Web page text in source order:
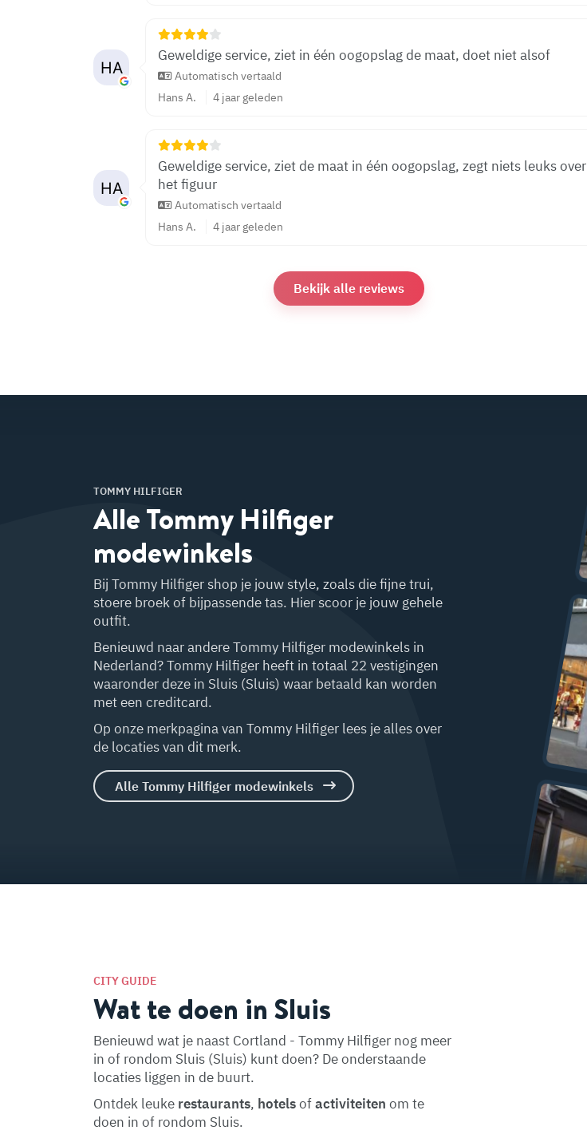
Geweldige service, ziet in één oogopslag de maat, doet niet alsof
Automatisch vertaald
Hans A.
4 jaar geleden
Geweldige service, ziet de maat in één oogopslag, zegt niets leuks over
het figuur
Automatisch vertaald
Hans A.
4 jaar geleden
Bekijk alle reviews
TOMMY HILFIGER
Alle Tommy Hilfiger
modewinkels
Bij Tommy Hilfiger shop je jouw style, zoals die fijne trui,
stoere broek of bijpassende tas. Hier scoor je jouw gehele
outfit.
Benieuwd naar andere Tommy Hilfiger modewinkels in
Nederland? Tommy Hilfiger heeft in totaal 22 vestigingen
waaronder deze in Sluis (Sluis) waar betaald kan worden
met een creditcard.
Op onze merkpagina van Tommy Hilfiger lees je alles over
de locaties van dit merk.
Alle Tommy Hilfiger modewinkels
CITY GUIDE
Wat te doen in Sluis
Benieuwd wat je naast Cortland - Tommy Hilfiger nog meer
in of rondom Sluis (Sluis) kunt doen? De onderstaande
locaties liggen in de buurt.
Ontdek leuke restaurants, hotelsofactiviteiten om te
doen in of rondom Sluis.